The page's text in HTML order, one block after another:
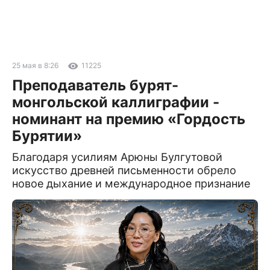
25 мая в 8:26 11225
Преподаватель бурят-
монгольской каллиграфии -
номинант на премию «Гордость
Бурятии»
Благодаря усилиям Арюны Булгутовой
искусство древней письменности обрело
новое дыхание и международное признание